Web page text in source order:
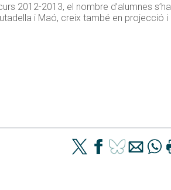
2012-2013, el nombre d’alumnes s’ha
i Maó, creix també en projecció i